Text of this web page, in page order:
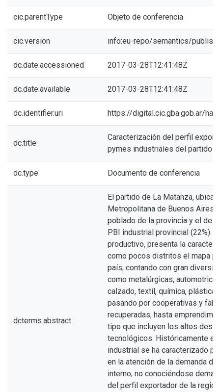
cic.parentType Objeto de conferencia
cic.version info:eu-repo/semantics/
dc.date.accessioned 2017-03-28T12:41:48Z
dc.date.available 2017-03-28T12:41:48Z
dc.identifier.uri https://digital.cic.gba.gob.ar/
dc.title
Caracterización del perfil
pymes industriales del partido
dc.type Documento de conferencia
dcterms.abstract
El partido de La Matanza,
Metropolitana de Buenos Aires,
poblado de la provincia y el de
PBI industrial provincial (22%).
productivo, presenta la
como pocos distritos el mapa
país, contando con gran
como metalúrgicas,
calzado, textil, química, plástica,
pasando por cooperativas y
recuperadas, hasta
tipo que incluyen los altos
tecnológicos. Históricamente
industrial se ha caracterizado
en la atención de la demanda
interno, no conociéndose
del perfil exportador de la